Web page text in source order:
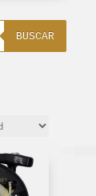
BUSCAR